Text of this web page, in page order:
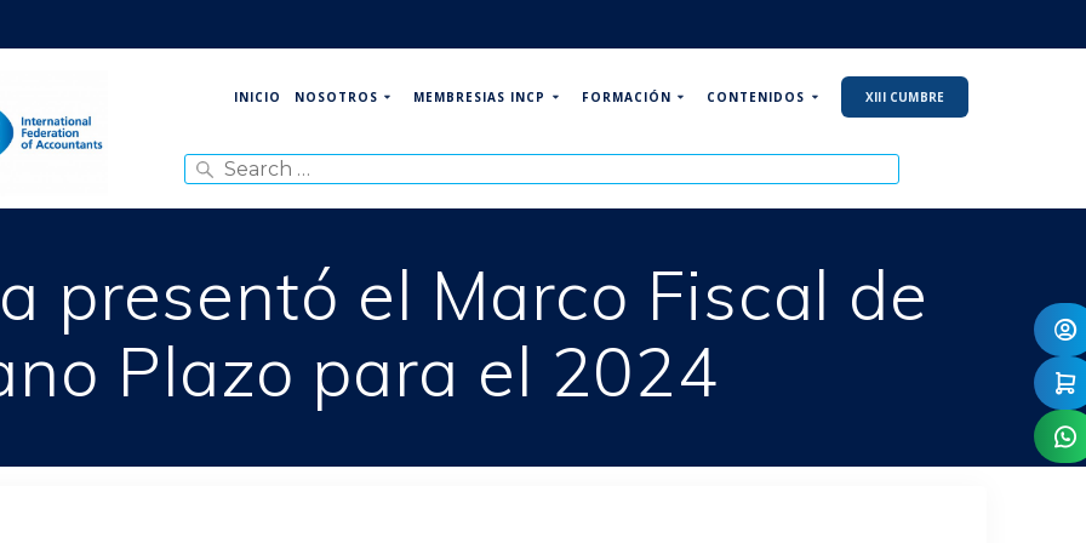
INICIO NOSOTROS MEMBRESIAS INCP FORMACIÓN CONTENIDOS XIII CUMBRE
for:
presentó el Marco Fiscal de
Plazo para el 2024